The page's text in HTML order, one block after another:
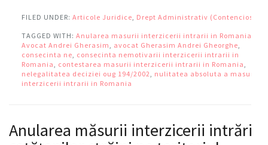
FILED UNDER: Articole Juridice, Drept Administrativ (Contencios)
TAGGED WITH: Anularea masurii interzicerii intrarii in Romania
Avocat Andrei Gherasim, avocat Gherasim Andrei Gheorghe,
consecinta ne, consecinta nemotivarii interzicerii intrarii in
Romania, contestarea masurii interzicerii intrarii in Romania,
nelegalitatea deciziei oug 194/2002, nulitatea absoluta a masurii
interzicerii intrarii in Romania
Anularea măsurii interzicerii intrării